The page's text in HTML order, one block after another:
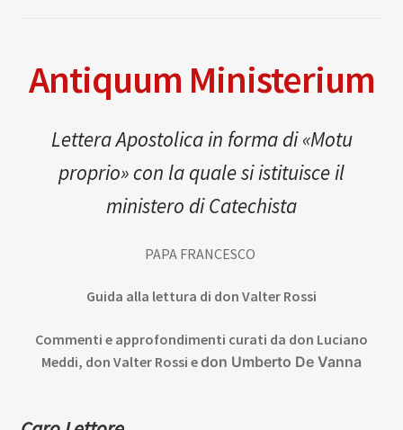
Antiquum Ministerium
Lettera Apostolica in forma di «Motu
proprio» con la quale si istituisce il
ministero di Catechista
PAPA FRANCESCO
Guida alla lettura di don Valter Rossi
Commenti e approfondimenti curati da don Luciano
Meddi, don Valter Rossi edon Umberto De Vanna